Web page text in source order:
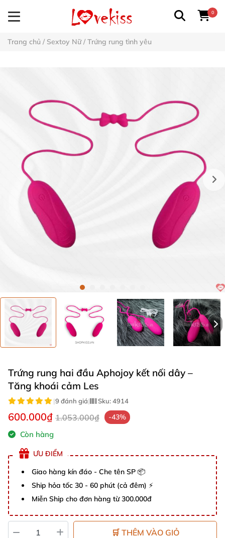
0
Trang chủ / Sextoy Nữ/ Trứng rung tình yêu
Trứng rung hai đầu Aphojoy kết nối dây –
Tăng khoái cảm Les
|9 đánh giá| Sku:4914
600.000₫ 1.053.000₫ -43%
Còn hàng
ƯU ĐIỂM
Giao hàng kín đáo - Che tên SP 📦
Ship hỏa tốc 30 - 60 phút (cả đêm) ⚡
Miễn Ship cho đơn hàng từ 300.000đ
🛒 THÊM VÀO GIỎ